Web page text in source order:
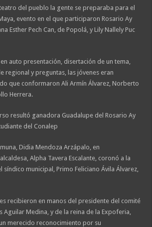
del pueblo la gente se preparaba para el
evento en el que participaron Rosario Ay
Esther Pech Can, de Popolá, y Lily Nallely Puc
auto presentación, disertación de un tema,
regional y preguntas, las jóvenes eran
que conformaron Ali Armín Álvarez, Norberto
Herrera.
resultó ganadora Guadalupe del Rosario Ay
del Conalep
Didia Mendoza Arzápalo, en
Alpha Tavera Escalante, coronó a la
síndico municipal, Primo Feliciano Ávila Álvarez,
recibieron en manos del presidente del comité
Aguilar Medina, y de la reina de la Expoferia,
merecido reconocimiento por su